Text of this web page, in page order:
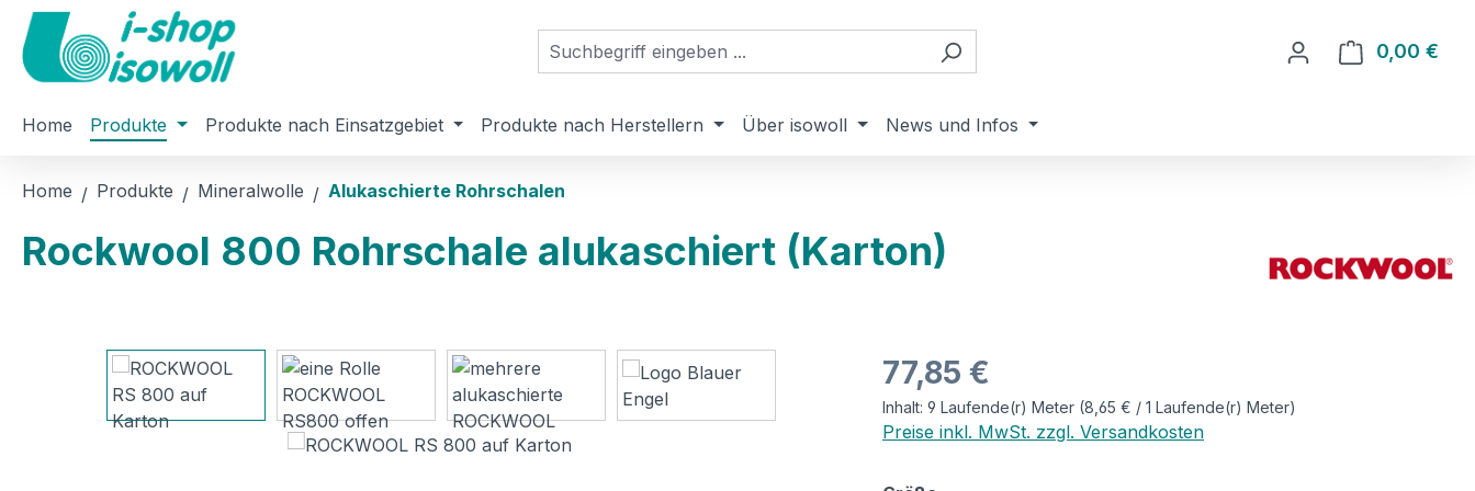
Hauptinhalt springen
Zur Suche springen
Zur Hauptnavigation springen
0,00 €
Home Produkte Produkte nach Einsatzgebiet Produkte nach Herstellern Über isowoll News und Infos
Home Produkte Mineralwolle Alukaschierte Rohrschalen
Rockwool 800 Rohrschale alukaschiert (Karton)
Bildergalerie überspringen Regulärer Preis:
77,85 €
Inhalt: 9 Laufende(r) Meter (8,65 € / 1 Laufende(r) Meter)
Preise inkl. MwSt. zzgl. Versandkosten